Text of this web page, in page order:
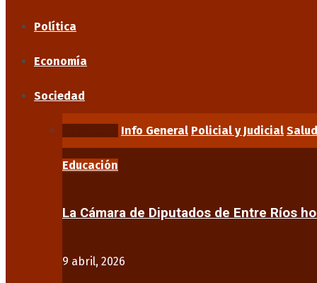
Política
Economía
Sociedad
Info General Policial y Judicial Salud
Educación
La Cámara de Diputados de Entre Ríos
9 abril, 2026